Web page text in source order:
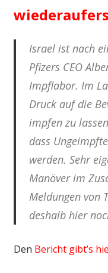
Israel ist nach
Pfizers CEO
Impflabor. Im
Druck auf die
impfen zu
dass
werden. Sehr
Manöver im
Meldungen von
deshalb hier
Den Bericht gibt’s